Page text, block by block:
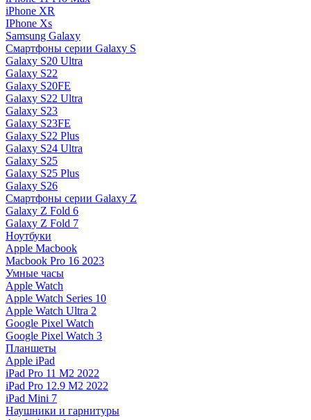
iPhone XR
IPhone Xs
Samsung Galaxy
Смартфоны серии Galaxy S
Galaxy S20 Ultra
Galaxy S22
Galaxy S20FE
Galaxy S22 Ultra
Galaxy S23
Galaxy S23FE
Galaxy S22 Plus
Galaxy S24 Ultra
Galaxy S25
Galaxy S25 Plus
Galaxy S26
Смартфоны серии Galaxy Z
Galaxy Z Fold 6
Galaxy Z Fold 7
Ноутбуки
Apple Macbook
Macbook Pro 16 2023
Умные часы
Apple Watch
Apple Watch Series 10
Apple Watch Ultra 2
Google Pixel Watch
Google Pixel Watch 3
Планшеты
Apple iPad
iPad Pro 11 M2 2022
iPad Pro 12.9 M2 2022
iPad Mini 7
Наушники и гарнитуры